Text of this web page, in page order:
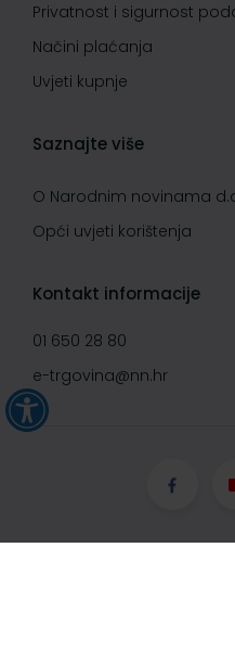
Privatnost i sigurnost
Načini plaćanja
Uvjeti kupnje
Saznajte više
O Narodnim novinama
Opći uvjeti korištenja
Kontakt informacije
01 650 28 80
e-trgovina@nn.hr